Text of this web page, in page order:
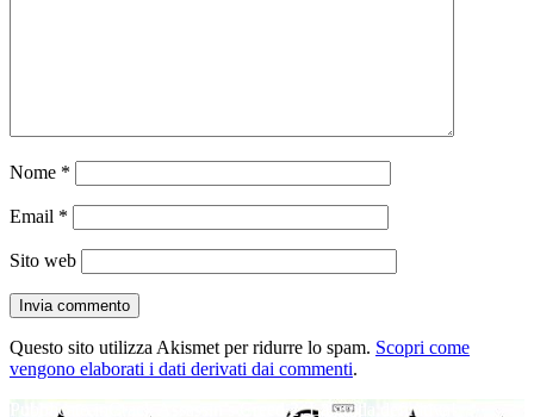
Nome *
Email *
Sito web
Questo sito utilizza Akismet per ridurre lo spam. Scopri come
vengono elaborati i dati derivati dai commenti.
Pubblicato in Crack Assassin’s Creed 2: La guida definitiva!